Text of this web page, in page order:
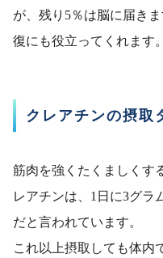
が、残り5％は脳に届き
復にも役立ってくれます。
クレアチンの摂取
筋肉を強くたくましくす
レアチンは、1日に3グラ
だと言われています。
これ以上摂取しても体内